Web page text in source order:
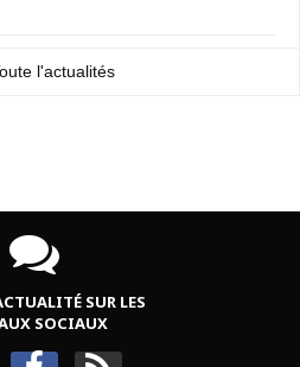
l'actualités
SUR LES
SOCIAUX